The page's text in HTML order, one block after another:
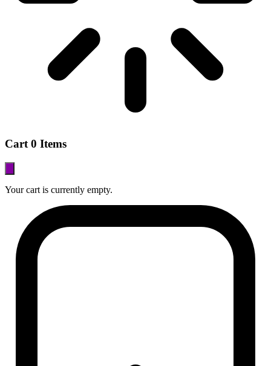
Cart 0 Items
Your cart is currently empty.